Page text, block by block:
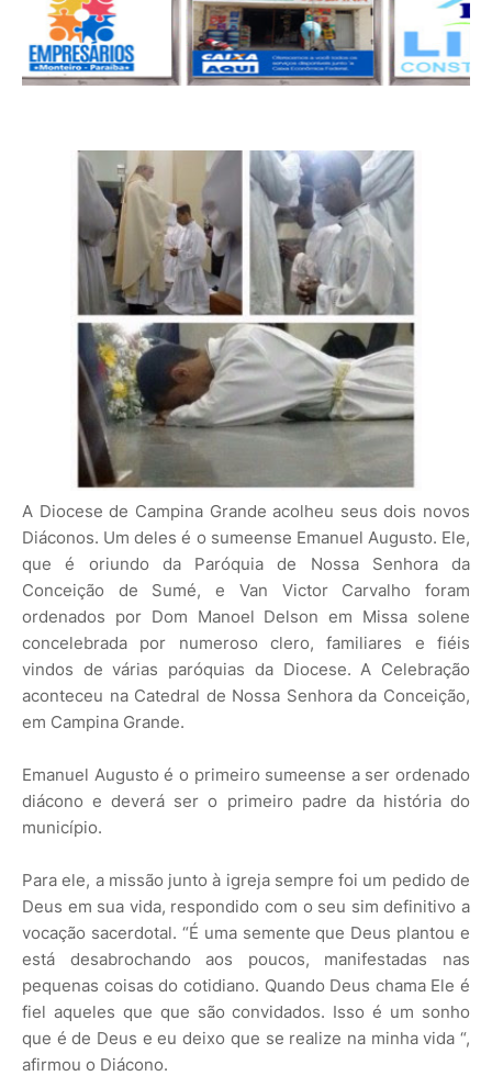
A Diocese de Campina Grande acolheu seus dois novos
Diáconos. Um deles é o sumeense Emanuel Augusto. Ele,
que é oriundo da Paróquia de Nossa Senhora da
Conceição de Sumé, e Van Victor Carvalho foram
ordenados por Dom Manoel Delson em Missa solene
concelebrada por numeroso clero, familiares e fiéis
vindos de várias paróquias da Diocese. A Celebração
aconteceu na Catedral de Nossa Senhora da Conceição,
em Campina Grande.
Emanuel Augusto é o primeiro sumeense a ser ordenado
diácono e deverá ser o primeiro padre da história do
município.
Para ele, a missão junto à igreja sempre foi um pedido de
Deus em sua vida, respondido com o seu sim definitivo a
vocação sacerdotal. “É uma semente que Deus plantou e
está desabrochando aos poucos, manifestadas nas
pequenas coisas do cotidiano. Quando Deus chama Ele é
fiel aqueles que que são convidados. Isso é um sonho
que é de Deus e eu deixo que se realize na minha vida “,
afirmou o Diácono.